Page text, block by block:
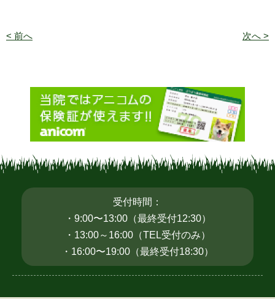
< 前へ 次へ >
受付時間：
・9:00〜13:00（最終受付12:30）
・13:00～16:00（TEL受付のみ）
・16:00〜19:00（最終受付18:30）